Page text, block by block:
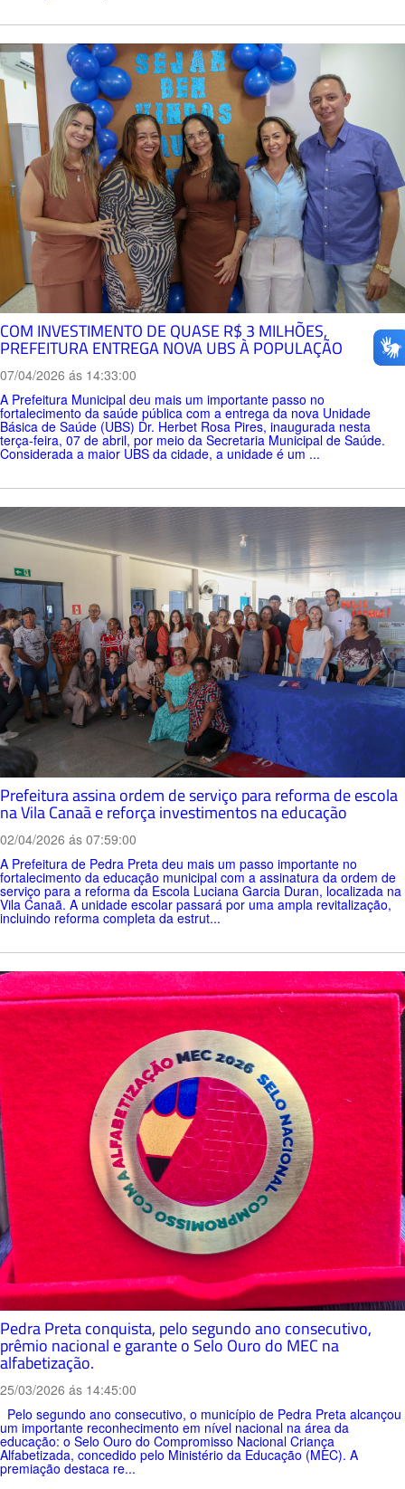
COM INVESTIMENTO DE QUASE R$ 3 MILHÕES,
PREFEITURA ENTREGA NOVA UBS À POPULAÇÃO
07/04/2026 ás 14:33:00
A Prefeitura Municipal deu mais um importante passo no
fortalecimento da saúde pública com a entrega da nova Unidade
Básica de Saúde (UBS) Dr. Herbet Rosa Pires, inaugurada nesta
terça-feira, 07 de abril, por meio da Secretaria Municipal de Saúde.
Considerada a maior UBS da cidade, a unidade é um ...
Prefeitura assina ordem de serviço para reforma de escola
na Vila Canaã e reforça investimentos na educação
02/04/2026 ás 07:59:00
A Prefeitura de Pedra Preta deu mais um passo importante no
fortalecimento da educação municipal com a assinatura da ordem de
serviço para a reforma da Escola Luciana Garcia Duran, localizada na
Vila Canaã. A unidade escolar passará por uma ampla revitalização,
incluindo reforma completa da estrut...
Pedra Preta conquista, pelo segundo ano consecutivo,
prêmio nacional e garante o Selo Ouro do MEC na
alfabetização.
25/03/2026 ás 14:45:00
Pelo segundo ano consecutivo, o município de Pedra Preta alcançou
um importante reconhecimento em nível nacional na área da
educação: o Selo Ouro do Compromisso Nacional Criança
Alfabetizada, concedido pelo Ministério da Educação (MEC). A
premiação destaca re...